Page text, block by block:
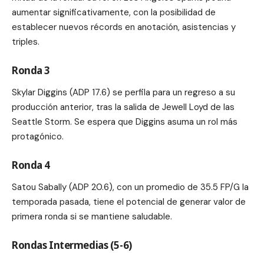
aumentar significativamente, con la posibilidad de
establecer nuevos récords en anotación, asistencias y
triples.
Ronda 3
Skylar Diggins (ADP 17.6) se perfila para un regreso a su
producción anterior, tras la salida de Jewell Loyd de las
Seattle Storm. Se espera que Diggins asuma un rol más
protagónico.
Ronda 4
Satou Sabally (ADP 20.6), con un promedio de 35.5 FP/G la
temporada pasada, tiene el potencial de generar valor de
primera ronda si se mantiene saludable.
Rondas Intermedias (5-6)